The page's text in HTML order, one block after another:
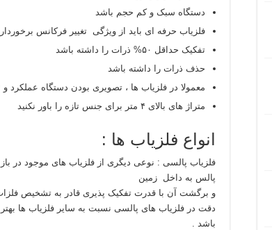
دستگاه سبک و کم حجم باشد
فلزیاب حرفه ای باید از ویژگی تغییر فرکانس
تفکیک حداقل ۵۰% ذرات را داشته باشد
حذف ذرات را داشته باشد
معمولا در فلزیاب ها ، تصویری بودن دستگاه عملکرد
متراژ های بالای ۴ متر برای جنس تازه را باور نکنید
انواع فلزیاب ها :
فلزیاب پالسی : نوعی دیگری از فلزیاب های موجود در
پالس به داخل زمین
و برگشت آن با قدرت تفکیک پذیری قادر به تشخیص
دقت در فلزیاب های پالسی نسبت به سایر فلزیاب ها
باشد .